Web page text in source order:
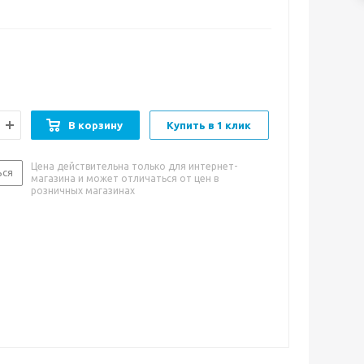
В корзину Купить в 1 клик
Цена действительна только для интернет-
магазина и может отличаться от цен в
розничных магазинах